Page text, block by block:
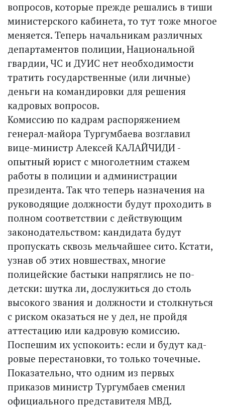
вопросов, которые прежде решались в тиши
министерского кабинета, то тут тоже многое
меняется. Теперь начальникам различных
департаментов полиции, Национальной
гвардии, ЧС и ДУИС нет необходимости
тратить государственные (или личные)
деньги на командировки для решения
кадровых вопросов.
Комиссию по кадрам распоряжением
генерал-майора Тургумбаева возглавил
вице-министр Алексей КАЛАЙЧИДИ -
опытный юрист с многолетним стажем
работы в полиции и администрации
президента. Так что теперь назначения на
руководящие должности будут проходить в
полном соответствии с действующим
законодательством: кандидата будут
пропускать сквозь мельчайшее сито. Кстати,
узнав об этих новшествах, многие
полицейские бастыки напряглись не по-
детски: шутка ли, дослужиться до столь
высокого звания и должности и столкнуться
с риском оказаться не у дел, не пройдя
аттестацию или кадровую комиссию.
Поспешим их успокоить: если и будут кад­
ровые перестановки, то только точечные.
Показательно, что одним из первых
приказов министр Тургумбаев сменил
официального представителя МВД.